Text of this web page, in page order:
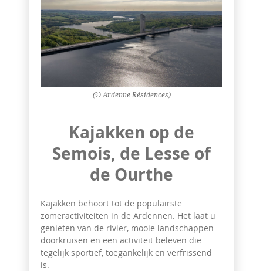
(© Ardenne Résidences)
Kajakken op de
Semois, de Lesse of
de Ourthe
Kajakken behoort tot de populairste
zomeractiviteiten in de Ardennen. Het laat u
genieten van de rivier, mooie landschappen
doorkruisen en een activiteit beleven die
tegelijk sportief, toegankelijk en verfrissend
is.